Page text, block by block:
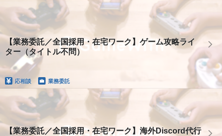
【業務委託／全国採用・在宅ワーク】ゲーム攻略ライ
ター（タイトル不問）
応相談 業務委託
【業務委託／全国採用・在宅ワーク】海外Discord代行